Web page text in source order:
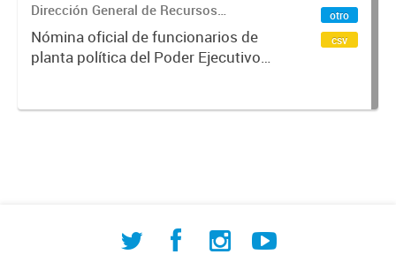
Dirección General de Recursos
Humanos
Nómina oficial de funcionarios de
planta política del Poder Ejecutivo
incluye Intendente, Viceintendente,
otro
csv